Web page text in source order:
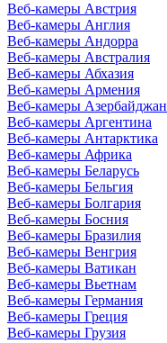
Веб-камеры Австрия
Веб-камеры Англия
Веб-камеры Андорра
Веб-камеры Австралия
Веб-камеры Абхазия
Веб-камеры Армения
Веб-камеры Азербайджан
Веб-камеры Аргентина
Веб-камеры Антарктика
Веб-камеры Африка
Веб-камеры Беларусь
Веб-камеры Бельгия
Веб-камеры Болгария
Веб-камеры Босния
Веб-камеры Бразилия
Веб-камеры Венгрия
Веб-камеры Ватикан
Веб-камеры Вьетнам
Веб-камеры Германия
Веб-камеры Греция
Веб-камеры Грузия